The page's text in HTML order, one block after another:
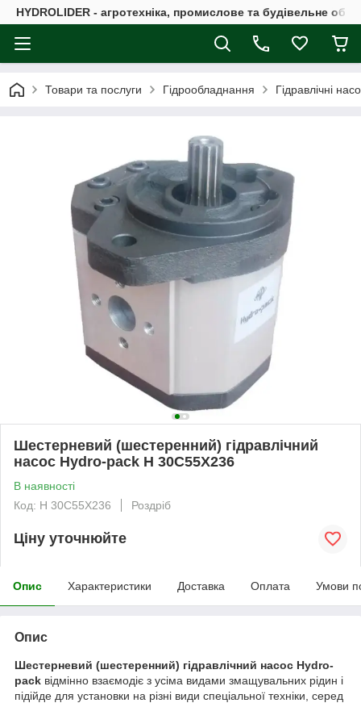
HYDROLIDER - агротехніка, промислове та будівельне
Товари та послуги Гідрообладнання Гідравлічні
Шестерневий (шестеренний) гідравлічний
насос Hydro-pack H 30C55X236
В наявності
Код: H 30C55X236
Роздріб
Ціну уточнюйте
Опис Характеристики Доставка Оплата Умови
Опис
Шестерневий (шестеренний) гідравлічний насос Hydro-
pack відмінно взаємодіє з усіма видами змащувальних рідин і
підійде для установки на різні види спеціальної техніки, серед